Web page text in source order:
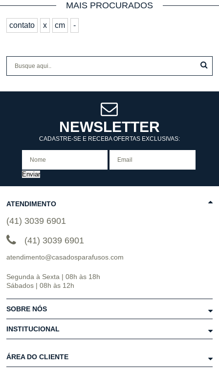
MAIS PROCURADOS
contato x cm -
NEWSLETTER
CADASTRE-SE E RECEBA OFERTAS EXCLUSIVAS:
Enviar
ATENDIMENTO
(41) 3039 6901
(41) 3039 6901
atendimento@casadosparafusos.com
Segunda à Sexta | 08h às 18h
Sábados | 08h às 12h
SOBRE NÓS
INSTITUCIONAL
ÁREA DO CLIENTE